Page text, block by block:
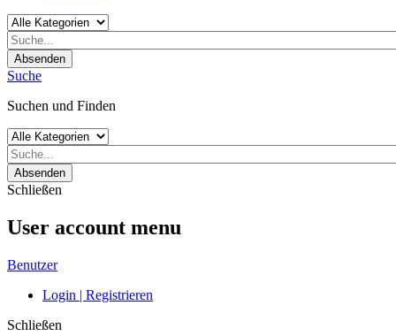
Absenden
Suche
Suchen und Finden
Absenden
Schließen
User account menu
Benutzer
Login | Registrieren
Schließen